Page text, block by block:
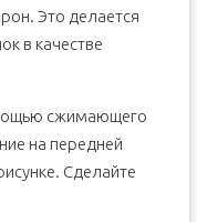
Это делается
в качестве
сжимающего
на передней
Сделайте